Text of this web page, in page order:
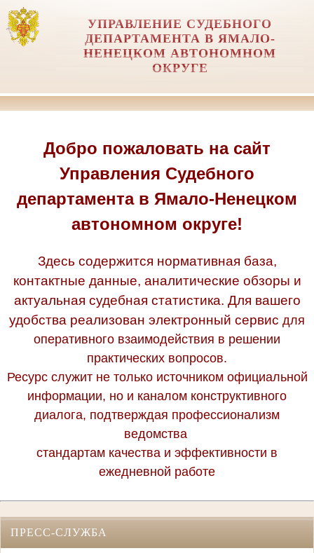
УПРАВЛЕНИЕ СУДЕБНОГО
ДЕПАРТАМЕНТА В ЯМАЛО-
НЕНЕЦКОМ АВТОНОМНОМ
ОКРУГЕ
Добро пожаловать на сайт
Управления Судебного
департамента в Ямало-Ненецком
автономном округе!
Здесь содержится нормативная база,
контактные данные, аналитические обзоры и
актуальная судебная статистика. Для вашего
удобства реализован электронный сервис для
оперативного взаимодействия в решении
практических вопросов.
Ресурс служит не только источником официальной
информации, но и каналом конструктивного
диалога, подтверждая профессионализм
ведомства
стандартам качества и эффективности в
ежедневной работе
ПРЕСС-СЛУЖБА